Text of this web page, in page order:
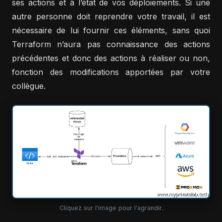
ses actions et à l’état de vos déploiements. Si une
autre personne doit reprendre votre travail, il est
nécessaire de lui fournir ces éléments, sans quoi
Terraform n’aura pas connaissance des actions
précédentes et donc des actions à réaliser ou non,
fonction des modifications apportées par votre
collègue.
Cliquez sur l'image pour l'agrandir.